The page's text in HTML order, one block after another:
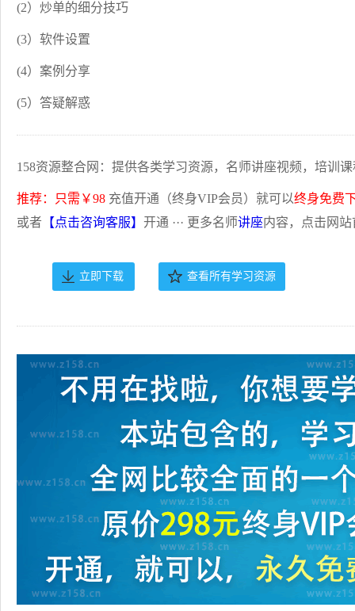
(2）炒单的细分技巧
(3）软件设置
(4）案例分享
(5）答疑解惑
158资源整合网：提供各类学习资源，名师讲座视频，培训
推荐：只需￥98 充值开通（终身VIP会员）就可以终身免费
或者 【点击咨询客服】 开通 ··· 更多名师讲座内容，点击网
立即下载 查看所有学习资源